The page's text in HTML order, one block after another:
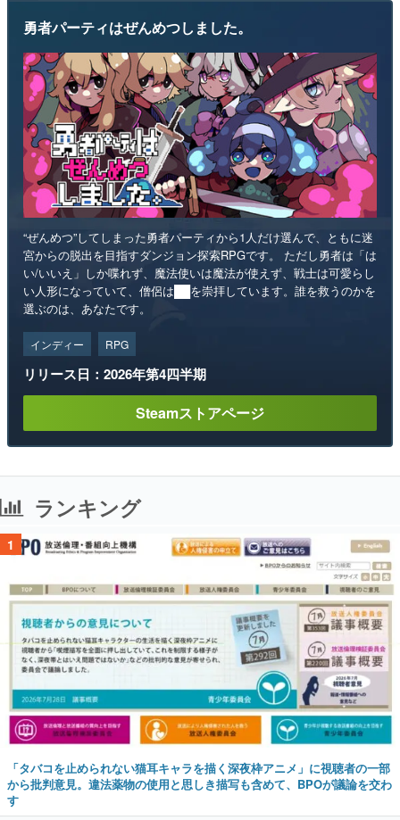
勇者パーティはぜんめつしました。
“ぜんめつ”してしまった勇者パーティから1人だけ選んで、ともに迷
宮からの脱出を目指すダンジョン探索RPGです。 ただし勇者は「は
い/いいえ」しか喋れず、魔法使いは魔法が使えず、戦士は可愛らし
い人形になっていて、僧侶は██を崇拝しています。誰を救うのかを
選ぶのは、あなたです。
インディー RPG
リリース日：2026年第4四半期
Steamストアページ
ランキング
1
「タバコを止められない猫耳キャラを描く深夜枠アニメ」に視聴者の一部
から批判意見。違法薬物の使用と思しき描写も含めて、BPOが議論を交わ
す